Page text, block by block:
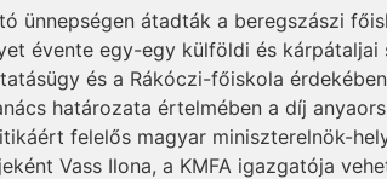
ünnepségen átadták a beregszászi
évente egy-egy külföldi és
és a Rákóczi-főiskola
határozata értelmében a díj
felelős magyar miniszterelnök-
Vass Ilona, a KMFA igazgatója